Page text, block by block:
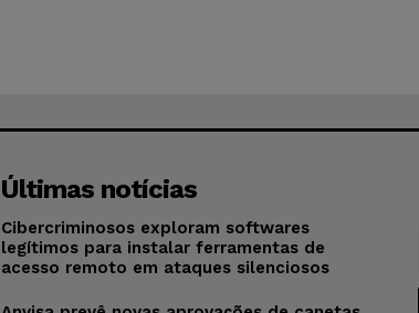
Últimas notícias
Cibercriminosos exploram softwares
legítimos para instalar ferramentas de
acesso remoto em ataques silenciosos